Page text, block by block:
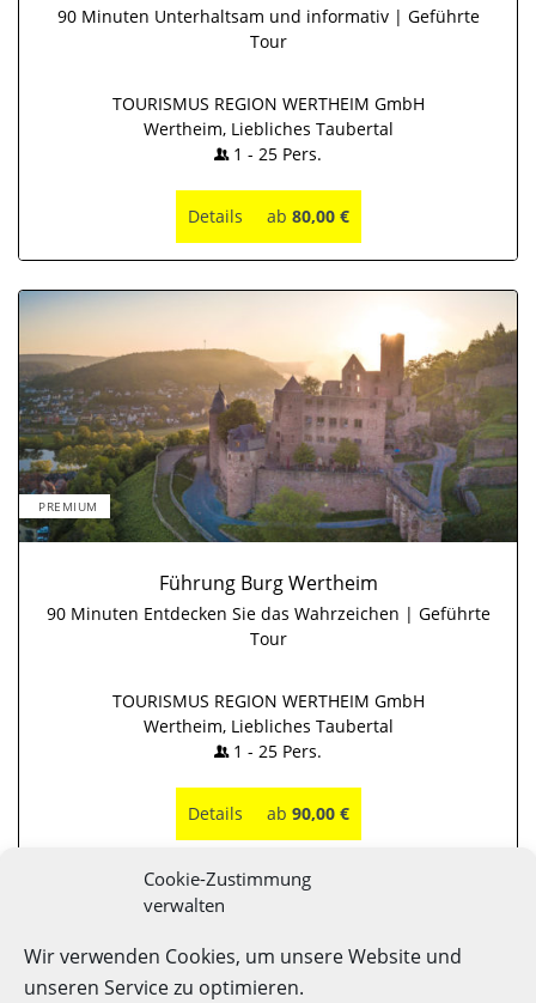
Cookie-Zustimmung
verwalten
Wir verwenden Cookies, um unsere Website und
unseren Service zu optimieren.
90 Minuten Unterhaltsam und informativ | Geführte
Tour
TOURISMUS REGION WERTHEIM GmbH
Wertheim, Liebliches Taubertal
1 - 25 Pers.
Details ab 80,00 €
PREMIUM
Führung Burg Wertheim
90 Minuten Entdecken Sie das Wahrzeichen | Geführte
Tour
TOURISMUS REGION WERTHEIM GmbH
Wertheim, Liebliches Taubertal
1 - 25 Pers.
Details ab 90,00 €
Gruppenangebote Liebliches Taubertal